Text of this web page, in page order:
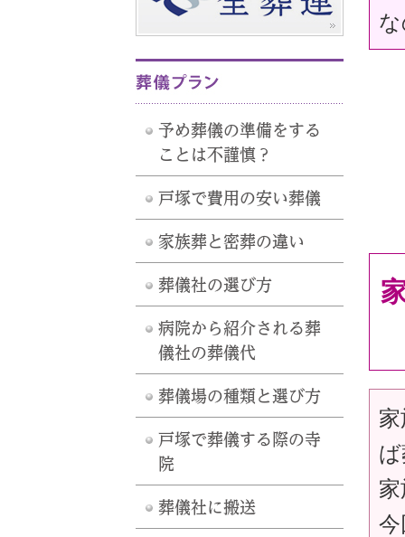
予め葬儀の準備をする
ことは不謹慎？
戸塚で費用の安い葬儀
家族葬と密葬の違い
葬儀社の選び方
病院から紹介される葬
儀社の葬儀代
葬儀場の種類と選び方
戸塚で葬儀する際の寺
院
葬儀社に搬送